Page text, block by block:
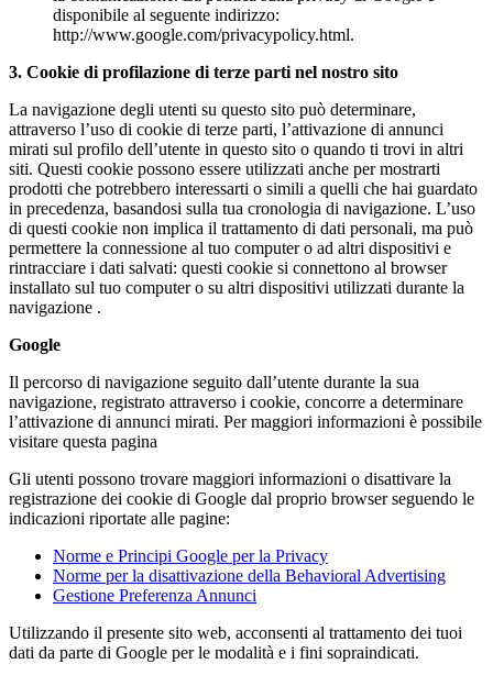
disponibile al seguente indirizzo:
http://www.google.com/privacypolicy.html.
3. Cookie di profilazione di terze parti nel nostro sito
La navigazione degli utenti su questo sito può determinare,
attraverso l’uso di cookie di terze parti, l’attivazione di annunci
mirati sul profilo dell’utente in questo sito o quando ti trovi in altri
siti. Questi cookie possono essere utilizzati anche per mostrarti
prodotti che potrebbero interessarti o simili a quelli che hai guardato
in precedenza, basandosi sulla tua cronologia di navigazione. L’uso
di questi cookie non implica il trattamento di dati personali, ma può
permettere la connessione al tuo computer o ad altri dispositivi e
rintracciare i dati salvati: questi cookie si connettono al browser
installato sul tuo computer o su altri dispositivi utilizzati durante la
navigazione .
Google
Il percorso di navigazione seguito dall’utente durante la sua
navigazione, registrato attraverso i cookie, concorre a determinare
l’attivazione di annunci mirati. Per maggiori informazioni è possibile
visitare questa pagina
Gli utenti possono trovare maggiori informazioni o disattivare la
registrazione dei cookie di Google dal proprio browser seguendo le
indicazioni riportate alle pagine:
Norme e Principi Google per la Privacy
Norme per la disattivazione della Behavioral Advertising
Gestione Preferenza Annunci
Utilizzando il presente sito web, acconsenti al trattamento dei tuoi
dati da parte di Google per le modalità e i fini sopraindicati.